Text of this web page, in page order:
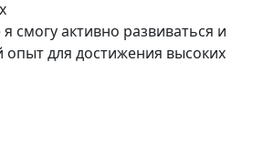
смогу активно развиваться и
опыт для достижения высоких